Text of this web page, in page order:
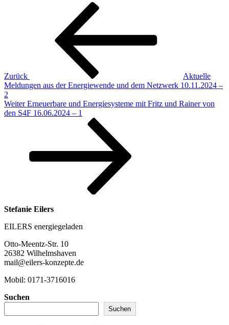
Beitragsnavigation
Zurück
Aktuelle
Meldungen aus der Energiewende und dem Netzwerk 10.11.2024 –
2
Nächster
Beitrag
Weiter Erneuerbare und Energiesysteme mit Fritz und Rainer von
den S4F 16.06.2024 – 1
Stefanie Eilers
EILERS energiegeladen
Otto-Meentz-Str. 10
26382 Wilhelmshaven
mail@eilers-konzepte.de
Mobil: 0171-3716016
Suchen
Suchen